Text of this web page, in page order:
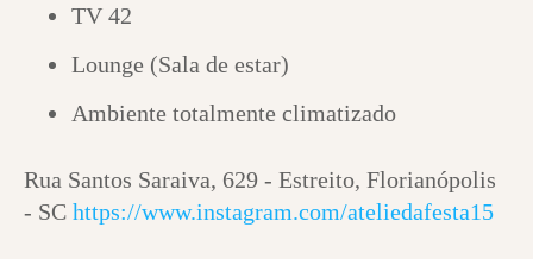
TV 42
Lounge (Sala de estar)
Ambiente totalmente climatizado
Rua Santos Saraiva, 629 - Estreito, Florianópolis
- SC https://www.instagram.com/ateliedafesta15